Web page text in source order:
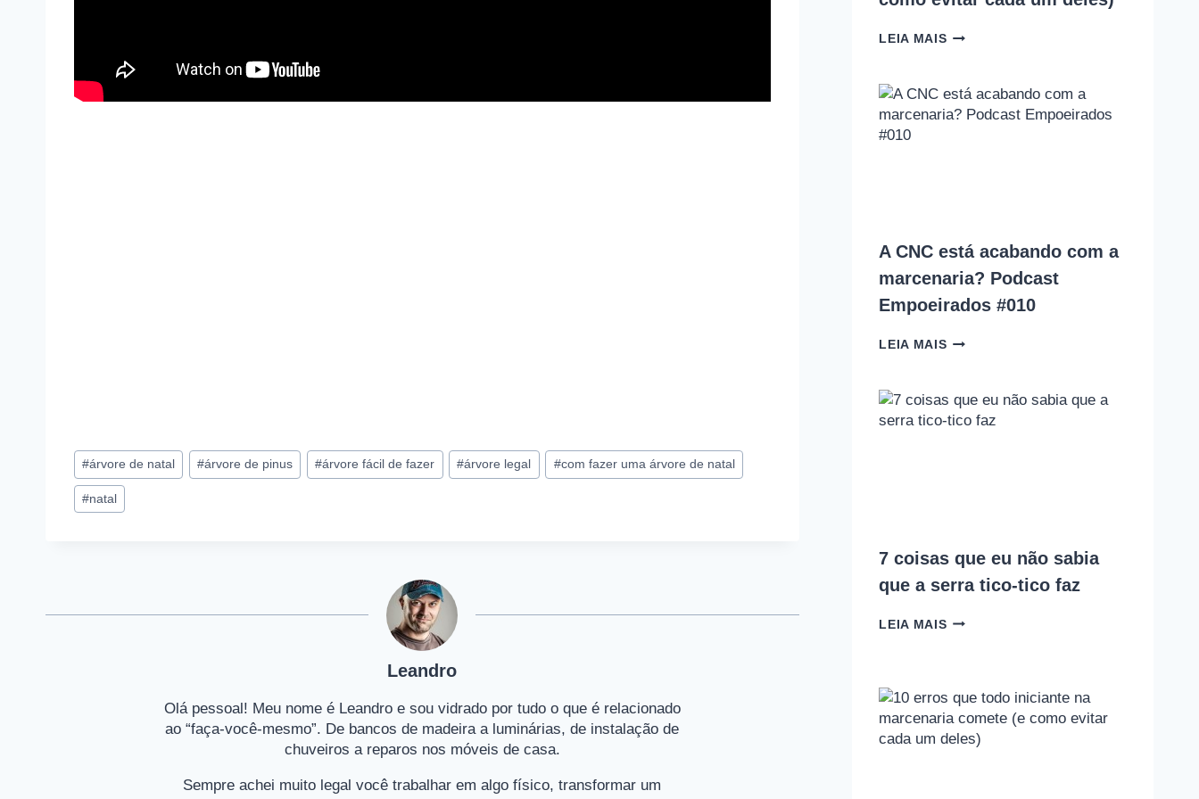
T
a
s
s
#árvore de natal #árvore de pinus #árvore fácil de fazer #árvore legal #com fazer uma árvore de natal
#natal
Leandro
Olá pessoal! Meu nome é Leandro e sou vidrado por tudo o que é relacionado
ao “faça-você-mesmo”. De bancos de madeira a luminárias, de instalação de
chuveiros a reparos nos móveis de casa.
Sempre achei muito legal você trabalhar em algo físico, transformar um
LEIA MAIS10
TODO
INICIANTE
NA
DELES)
A CNC está acabando com a
marcenaria? Podcast
Empoeirados #010
LEIA MAISA
ACABANDO
COM
A
7 coisas que eu não sabia
que a serra tico-tico faz
LEIA MAIS7
SABIA
QUE
A